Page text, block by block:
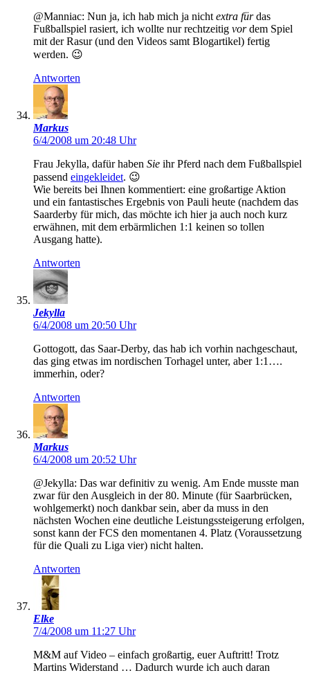
@Manniac: Nun ja, ich hab mich ja nicht extra fürdas
Fußballspiel rasiert, ich wollte nur rechtzeitig vordem Spiel
mit der Rasur (und den Videos samt Blogartikel) fertig
werden. 😉
Antworten
Markus
6/4/2008 um 20:48 Uhr
Frau Jekylla, dafür haben Sie ihr Pferd nach dem Fußballspiel
passend eingekleidet. 😉
Wie bereits bei Ihnen kommentiert: eine großartige Aktion
und ein fantastisches Ergebnis von Pauli heute (nachdem das
Saarderby für mich, das möchte ich hier ja auch noch kurz
erwähnen, mit dem erbärmlichen 1:1 keinen so tollen
Ausgang hatte).
Antworten
Jekylla
6/4/2008 um 20:50 Uhr
Gottogott, das Saar-Derby, das hab ich vorhin nachgeschaut,
das ging etwas im nordischen Torhagel unter, aber 1:1….
immerhin, oder?
Antworten
Markus
6/4/2008 um 20:52 Uhr
@Jekylla: Das war definitiv zu wenig. Am Ende musste man
zwar für den Ausgleich in der 80. Minute (für Saarbrücken,
wohlgemerkt) noch dankbar sein, aber da muss in den
nächsten Wochen eine deutliche Leistungssteigerung erfolgen,
sonst kann der FCS den momentanen 4. Platz (Voraussetzung
für die Quali zu Liga vier) nicht halten.
Antworten
Elke
7/4/2008 um 11:27 Uhr
M&M auf Video – einfach großartig, euer Auftritt! Trotz
Martins Widerstand … Dadurch wurde ich auch daran